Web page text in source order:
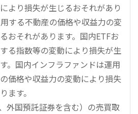
より損失が生じるおそれがあり
する不動産の価格や収益力の変
おそれがあります。国内ETFお
る指数等の変動により損失が生
。国内インフラファンドは運用
価格や収益力の変動により損失
ます。
外国預託証券を含む）の売買取